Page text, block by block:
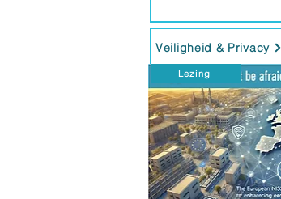
Veiligheid & Privacy
Lezing